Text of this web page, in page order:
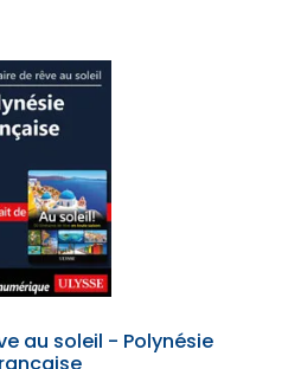
au soleil - Polynésie